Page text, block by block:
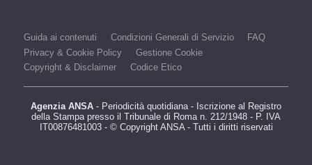
Guida ai contenuti Condizioni Generali di Servizio
FAQ
Privacy & Cookie Policy
Gestione Cookie
Copyright & Disclaimer
Codice Etico
Agenzia ANSA - Periodicità quotidiana - Iscrizione al Registro
della Stampa presso il Tribunale di Roma n. 212/1948 - P. IVA
IT00876481003 - © Copyright ANSA - Tutti i diritti riservati